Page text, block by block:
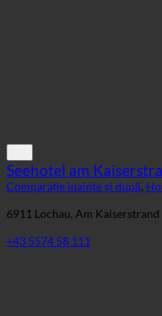
Seehotel am
Comparație înainte și după,
6911 Lochau, Am
+43 5574 58 111